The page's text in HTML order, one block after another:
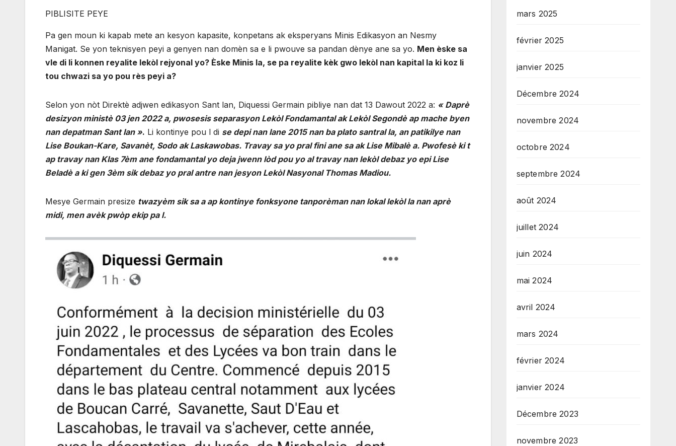
PIBLISITE PEYE
Pa gen moun ki kapab mete an kesyon kapasite, konpetans ak eksperyans Minis Edikasyon an Nesmy
Manigat. Se yon teknisyen peyi a genyen nan domèn sa e li pwouve sa pandan dènye ane sa yo. Men èske sa
vle di li konnen reyalite lekòl rejyonal yo? Èske Minis la, se pa reyalite kèk gwo lekòl nan kapital la ki koz li
tou chwazi sa yo pou rès peyi a?
Selon yon nòt Direktè adjwen edikasyon Sant lan, Diquessi Germain pibliye nan dat 13 Dawout 2022 a: « Daprè
desizyon ministè 03 jen 2022 a, pwosesis separasyon Lekòl Fondamantal ak Lekòl Segondè ap mache byen
nan depatman Sant lan ». Li kontinye pou l di se depi nan lane2015 nan ba plato santral la, an patikilye nan
Lise Boukan-Kare, Savanèt, Sodo ak Laskawobas. Travay sa yo pral fini ane sa ak Lise Mibalè a. Pwofesè ki t
ap travay nan Klas 7èm ane fondamantal yo deja jwenn lòd pou yo al travay nan lekòl debaz yo epi Lise
Beladè a ki gen 3èm sik debaz yo pral antre nan jesyon Lekòl Nasyonal Thomas Madiou.
Mesye Germain presize twazyèm sik sa a ap kontinye fonksyone tanporèman nan lokal lekòl la nan aprè
midi, men avèk pwòp ekip pa l.
mars 2025
février 2025
janvier 2025
Décembre 2024
novembre 2024
octobre 2024
septembre 2024
août 2024
juillet 2024
juin 2024
mai 2024
avril 2024
mars 2024
février 2024
janvier 2024
Décembre 2023
novembre 2023